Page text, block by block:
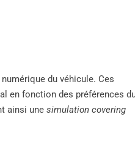
du véhicule. Ces
en fonction des préférences
ainsi une simulation covering